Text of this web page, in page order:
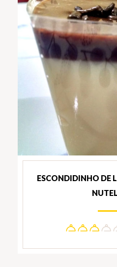
ESCONDIDINHO DE